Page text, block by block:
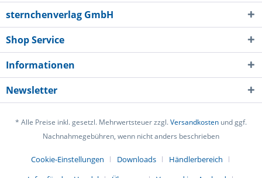
sternchenverlag GmbH
Shop Service
Informationen
Newsletter
* Alle Preise inkl. gesetzl. Mehrwertsteuer zzgl.Versandkosten und ggf.
Nachnahmegebühren, wenn nicht anders beschrieben
Cookie-Einstellungen Downloads
Händlerbereich